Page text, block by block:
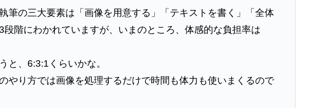
筆の三大要素は「画像を用意する」「テキストを書く」「全体
段階にわかれていますが、いまのところ、体感的な負担率は
と、6:3:1くらいかな。
やり方では画像を処理するだけで時間も体力も使いまくるので